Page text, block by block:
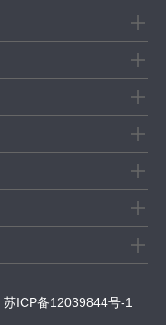
苏ICP备12039844号-1